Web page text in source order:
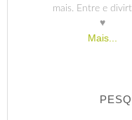
mais. Entre e
♥
Mais...